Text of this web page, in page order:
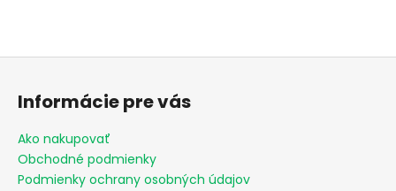
Z
Informácie pre vás
Ako nakupovať
Obchodné podmienky
Podmienky ochrany osobných údajov